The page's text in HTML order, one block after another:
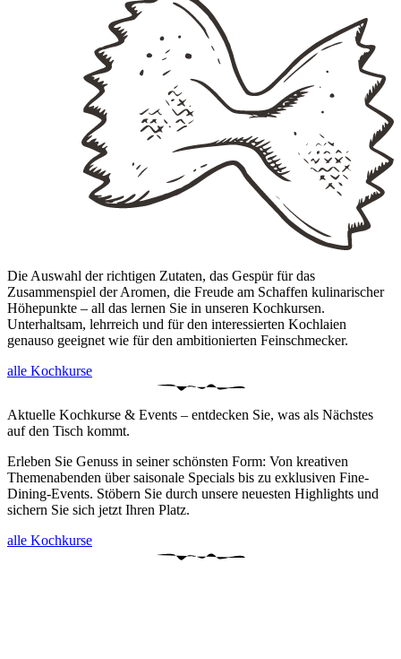
Die Auswahl der richtigen Zutaten, das Gespür für das
Zusammenspiel der Aromen, die Freude am Schaffen kulinarischer
Höhepunkte – all das lernen Sie in unseren Kochkursen.
Unterhaltsam, lehrreich und für den interessierten Kochlaien
genauso geeignet wie für den ambitionierten Feinschmecker.
alle Kochkurse
Aktuelle Kochkurse & Events – entdecken Sie, was als Nächstes
auf den Tisch kommt.
Erleben Sie Genuss in seiner schönsten Form: Von kreativen
Themenabenden über saisonale Specials bis zu exklusiven Fine-
Dining-Events. Stöbern Sie durch unsere neuesten Highlights und
sichern Sie sich jetzt Ihren Platz.
alle Kochkurse